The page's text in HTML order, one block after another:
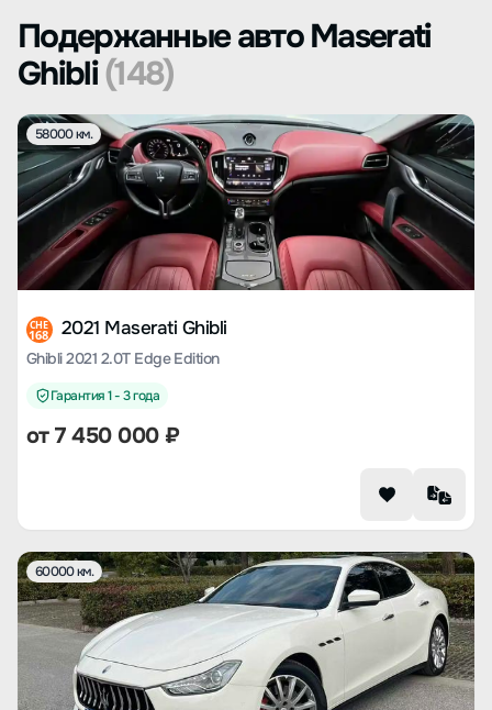
Подержанные авто Maserati
Ghibli(148)
58000 км.
CHE
168 2021 Maserati Ghibli
Ghibli 2021 2.0T Edge Edition
Гарантия 1 - 3 года
от7 450 000₽
60000 км.